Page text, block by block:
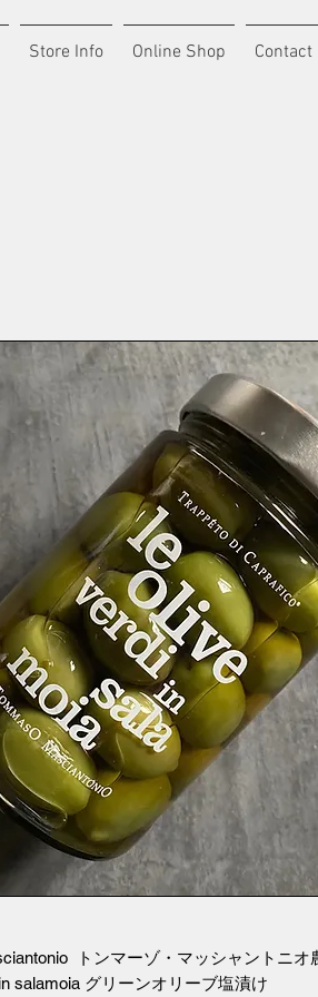
Store Info Online Shop Contact
トンマーゾ・マッシャントニオ
salamoia グリーンオリーブ塩漬け